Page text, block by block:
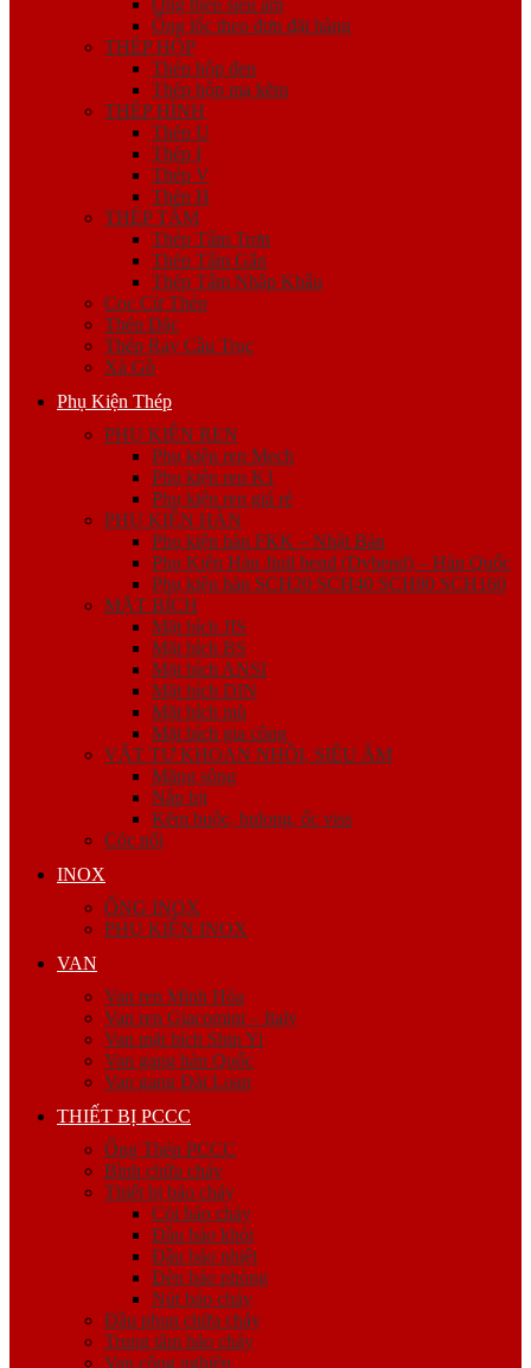
Ống thép siêu âm
Ống lốc theo đơn đặt hàng
THÉP HỘP
Thép hộp đen
Thép hộp mạ kẽm
THÉP HÌNH
Thép U
Thép I
Thép V
Thép H
THÉP TẤM
Thép Tấm Trơn
Thép Tấm Gân
Thép Tấm Nhập Khẩu
Cọc Cừ Thép
Thép Đặc
Thép Ray Cầu Trục
Xà Gồ
Phụ Kiện Thép
PHỤ KIỆN REN
Phụ kiện ren Mech
Phụ kiện ren K1
Phụ kiện ren giá rẻ
PHỤ KIỆN HÀN
Phụ kiện hàn FKK – Nhật Bản
Phụ Kiện Hàn Jinil bend (Dybend) – Hàn Quốc
Phụ kiện hàn SCH20 SCH40 SCH80 SCH160
MẶT BÍCH
Mặt bích JIS
Mặt bích BS
Mặt bích ANSI
Mặt bích DIN
Mặt bích mù
Mặt bích gia công
VẬT TƯ KHOAN NHỒI, SIÊU ÂM
Măng sông
Nắp bịt
Kẽm buộc, bulong, ốc viss
Cóc nối
INOX
ỐNG INOX
PHỤ KIỆN INOX
VAN
Van ren Minh Hòa
Van ren Giacomini – Italy
Van mặt bích Shin Yi
Van gang hàn Quốc
Van gang Đài Loan
THIẾT BỊ PCCC
Ống Thép PCCC
Bình chữa cháy
Thiết bị báo cháy
Còi báo cháy
Đầu báo khói
Đầu báo nhiệt
Đèn báo phòng
Nút báo cháy
Đầu phun chữa cháy
Trung tâm báo cháy
Van công nghiệp